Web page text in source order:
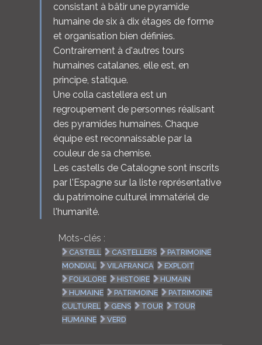
consistant à bâtir une pyramide
humaine de six à dix étages de forme
et organisation bien définies.
Contrairement à d'autres tours
humaines catalanes, elle est, en
principe, statique.
Une colla castellera est un
regroupement de personnes réalisant
des pyramides humaines. Chaque
équipe est reconnaissable par la
couleur de sa chemise.
Les castells de Catalogne sont inscrits
par l'Espagne sur la liste représentative
du patrimoine culturel immatériel de
l'humanité.
Mots-clés :
CASTELL CASTELLERS
PATRIMOINE
MONDIAL
VILAFRANCA
EXPLOIT
FOLKLORE
HISTOIRE
HUMAIN
HUMAINE
PATRIMOINE
PATRIMOINE
CULTUREL
GENS TOUR
TOUR
HUMAINE
VERD